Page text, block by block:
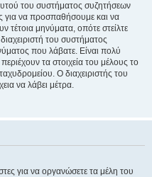
του συστήματος συζητήσεων
για να προσπαθήσουμε και να
μηνύματα, οπότε στείλτε
του συστήματος
που λάβατε. Είναι πολύ
τα στοιχεία του μέλους το
Ο διαχειριστής του
να λάβει μέτρα.
για να οργανώσετε τα μέλη του